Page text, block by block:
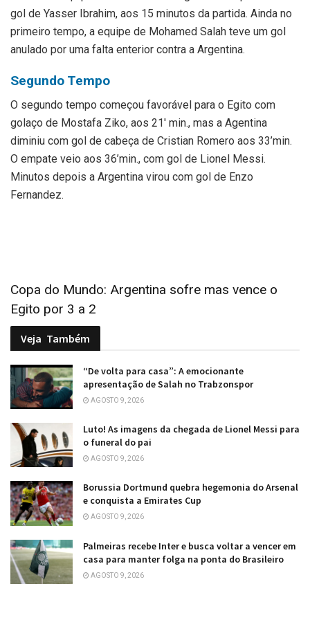
gol de Yasser Ibrahim, aos 15 minutos da partida. Ainda no
primeiro tempo, a equipe de Mohamed Salah teve um gol
anulado por uma falta enterior contra a Argentina.
Segundo Tempo
O segundo tempo começou favorável para o Egito com
golaço de Mostafa Ziko, aos 21′ min., mas a Agentina
diminiu com gol de cabeça de Cristian Romero aos 33’min.
O empate veio aos 36’min., com gol de Lionel Messi.
Minutos depois a Argentina virou com gol de Enzo
Fernandez.
Copa do Mundo: Argentina sofre mas vence o
Egito por 3 a 2
Veja Também
“De volta para casa”: A emocionante
apresentação de Salah no Trabzonspor
AGOSTO 9, 2026
Luto! As imagens da chegada de Lionel Messi para
o funeral do pai
AGOSTO 9, 2026
Borussia Dortmund quebra hegemonia do Arsenal
e conquista a Emirates Cup
AGOSTO 9, 2026
Palmeiras recebe Inter e busca voltar a vencer em
casa para manter folga na ponta do Brasileiro
AGOSTO 9, 2026